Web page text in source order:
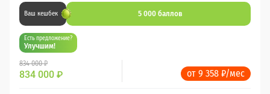
Ваш кешбек 5 000 баллов
Есть предложение?
Улучшим!
834 000 ₽
834 000 ₽ от 9 358 ₽/мес